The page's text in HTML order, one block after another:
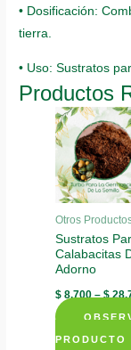
• Dosificación:
tierra.
• Uso: Sustratos
Productos
Otros
Sustratos
Calabacitas
Adorno
$ 8.700–$
PRODUCTO